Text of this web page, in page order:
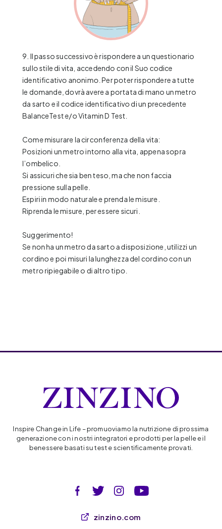
9. Il passo successivo è rispondere a un questionario
sullo stile di vita, accedendo con il Suo codice
identificativo anonimo. Per poter rispondere a tutte
le domande, dovrà avere a portata di mano un metro
da sarto e il codice identificativo di un precedente
BalanceTest e/o Vitamin D Test.
Come misurare la circonferenza della vita:
Posizioni un metro intorno alla vita, appena sopra
l’ombelico.
Si assicuri che sia ben teso, ma che non faccia
pressione sulla pelle.
Espiri in modo naturale e prenda le misure.
Riprenda le misure, per essere sicuri.
Suggerimento!
Se non ha un metro da sarto a disposizione, utilizzi un
cordino e poi misuri la lunghezza del cordino con un
metro ripiegabile o di altro tipo.
Inspire Change in Life – promuoviamo la nutrizione di prossima
generazione con i nostri integratori e prodotti per la pelle e il
benessere basati su test e scientificamente provati.
zinzino.com